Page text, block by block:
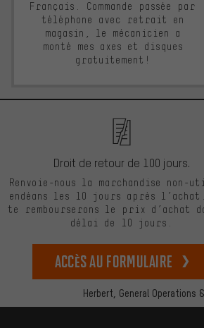
Français. Commande passée par
téléphone avec retrait en
magasin, le mécanicien a
monté mes axes et disques
gratuitement!
Herbert, General Operations
Droit de retour de 100 jours.
Renvoie-nous la marchandise non-
endéans les 10 jours après
te rembourserons le prix d’achat
délai de 10 jours.
Accès au formulaire